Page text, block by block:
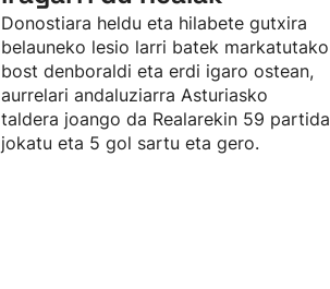
Donostiara heldu eta hilabete gutxira
belauneko lesio larri batek markatutako
bost denboraldi eta erdi igaro ostean,
aurrelari andaluziarra Asturiasko
taldera joango da Realarekin 59 partida
jokatu eta 5 gol sartu eta gero.